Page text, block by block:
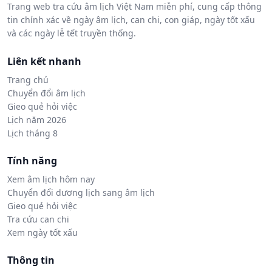
Trang web tra cứu âm lịch Việt Nam miễn phí, cung cấp thông
tin chính xác về ngày âm lịch, can chi, con giáp, ngày tốt xấu
và các ngày lễ tết truyền thống.
Liên kết nhanh
Trang chủ
Chuyển đổi âm lịch
Gieo quẻ hỏi việc
Lịch năm 2026
Lịch tháng 8
Tính năng
Xem âm lịch hôm nay
Chuyển đổi dương lịch sang âm lịch
Gieo quẻ hỏi việc
Tra cứu can chi
Xem ngày tốt xấu
Thông tin